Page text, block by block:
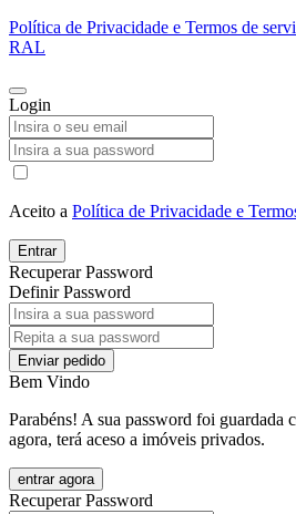
Política de Privacidade e Termos de
RAL
Login
Aceito a Política de Privacidade e
Entrar
Recuperar Password
Definir Password
Enviar pedido
Bem Vindo
Parabéns! A sua password foi guardada
agora, terá aceso a imóveis privados.
entrar agora
Recuperar Password